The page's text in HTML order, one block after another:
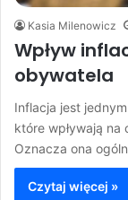
Kasia Milenowicz
Wpływ
obywatela
Inflacja jest
które wpływają na
Oznacza ona
Czytaj więcej »